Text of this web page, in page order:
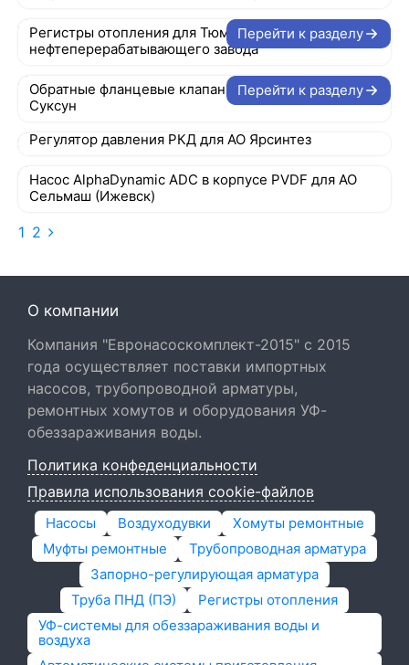
Перейти к разделу
Регистры отопления для Тюменского
нефтеперерабатывающего завода
Перейти к разделу
Обратные фланцевые клапаны для УК из города
Суксун
Регулятор давления РКД для АО Ярсинтез
Насос AlphaDynamic ADC в корпусе PVDF для АО
Сельмаш (Ижевск)
1 2
О компании
Компания "Евронасоскомплект-2015" с 2015
года осуществляет поставки импортных
насосов, трубопроводной арматуры,
ремонтных хомутов и оборудования УФ-
обеззараживания воды.
Политика конфеденциальности
Правила использования cookie-файлов
Насосы Воздуходувки
Хомуты ремонтные
Муфты ремонтные
Трубопроводная арматура
Запорно-регулирующая арматура
Труба ПНД (ПЭ)
Регистры отопления
УФ-системы для обеззараживания воды и
воздуха